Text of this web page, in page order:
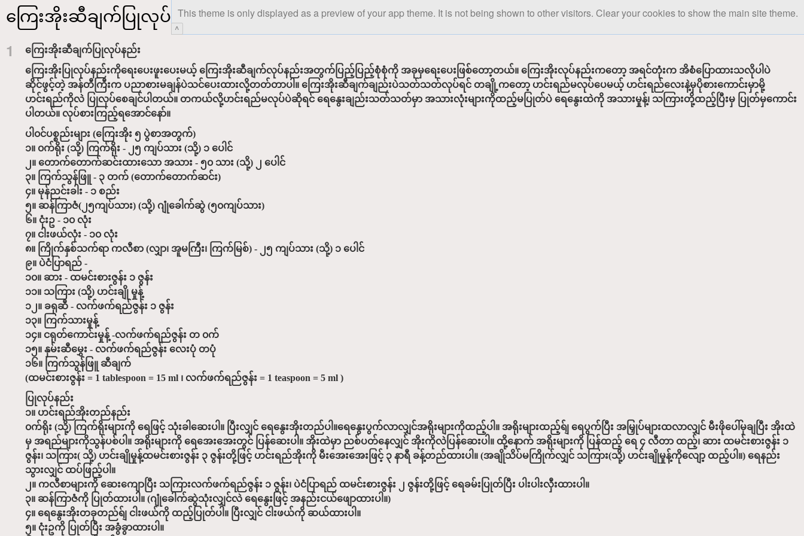
This theme is only displayed as a preview of your app theme. It is not being shown to other visitors. Clear your cookies to show the main site theme.
^
ကြေးအိုးဆီချက်ပြုလုပ်နည်း
1
ကြေးအိုးဆီချက်ပြုလုပ်နည်း
ကြေးအိုးပြုလုပ်နည်းကိုရေးပေးဖူးပေးမယ့် ကြေးအိုးဆီချက်လုပ်နည်းအတွက်ပြည့်ပြည့်စုံစုံကို အခုမှရေးပေးဖြစ်တော့တယ်။ ကြေးအိုးလုပ်နည်းကတော့ အရင်တုံးက အိစံပြောထားသလိုပါပဲ
ဆိုင်ဖွင့်တဲ့ အန်တီကြီးက ပညာစားမချန်ပဲသင်ပေးထားလို့တတ်တာပါ။ ကြေးအိုးဆီချက်ချည်းပဲသတ်သတ်လုပ်ရင် တချို့ကတော့ ဟင်းရည်မလုပ်ပေမယ့် ဟင်းရည်လေးနဲ့မှပိုစားကောင်းမှာမို့
ဟင်းရည်ကိုလဲ ပြုလုပ်စေချင်ပါတယ်။ တကယ်လို့ဟင်းရည်မလုပ်ပဲဆိုရင် ရေနွေးချည်းသတ်သတ်မှာ အသားလုံးများကိုထည့်မပြုတ်ပဲ ရေနွေးထဲကို အသားမှုန့်၊ သကြားတို့ထည့်ပြီးမှ ပြုတ်မှကောင်း
ပါတယ်။ လုပ်စားကြည့်ရအောင်နော်။
ပါ၀င်ပစ္စည်းများ (ကြေးအိုး ၅ ပွဲစာအတွက်)
၁။ ၀က်ရိုး (သို့) ကြက်ရိုး - ၂၅ ကျပ်သား (သို့) ၁ ပေါင်
၂။ တောက်တောက်ဆင်းထားသော အသား - ၅၀ သား (သို့) ၂ ပေါင်
၃။ ကြက်သွန်ဖြူ - ၃ တက် (တောက်တောက်ဆင်း)
၄။ မုန်ညင်းခါး - ၁ စည်း
၅။ ဆန်ကြာဇံ(၂၅ကျပ်သား) (သို့) ဂျုံခေါက်ဆွဲ (၅၀ကျပ်သား)
၆။ ငုံးဥ - ၁၀ လုံး
၇။ ငါးဖယ်လုံး - ၁၀ လုံး
၈။ ကြိုက်နှစ်သက်ရာ ကလီစာ (လျှာ၊ အူမကြီး၊ ကြက်မြစ်) - ၂၅ ကျပ်သား (သို့) ၁ ပေါင်
၉။ ပဲငံပြာရည် -
၁၀။ ဆား - ထမင်းစားဇွန်း ၁ ဇွန်း
၁၁။ သကြား (သို့) ဟင်းချို မှုန့်
၁၂။ ခရုဆီ - လက်ဖက်ရည်ဇွန်း ၁ ဇွန်း
၁၃။ ကြက်သားမှုန့်
၁၄။ ငရုတ်ကောင်းမှုန့် -လက်ဖက်ရည်ဇွန်း တ ၀က်
၁၅။ နှမ်းဆီမွှေး - လက်ဖက်ရည်ဇွန်း လေးပုံ တပုံ
၁၆။ ကြက်သွန်ဖြူ ဆီချက်
(ထမင်းစားဇွန်း = 1 tablespoon = 15 ml ၊ လက်ဖက်ရည်ဇွန်း = 1 teaspoon = 5 ml )
ပြုလုပ်နည်း
၁။ ဟင်းရည်အိုးတည်နည်း
၀က်ရိုး (သို့) ကြက်ရိုးများကို ရေဖြင့် သုံးခါဆေးပါ။ ပြီးလျှင် ရေနွေးအိုးတည်ပါ။ရေနွေးပွက်လာလျှင်အရိုးများကိုထည့်ပါ။ အရိုးများထည့်ရ်ျ ရေပွက်ပြီး အမြှုပ်များထလာလျှင် မီးဖိုပေါ်မှချပြီး အိုးထဲ
မှ အရည်များကိုသွန်ပစ်ပါ။ အရိုးများကို ရေအေးအေးတွင် ပြန်ဆေးပါ။ အိုးထဲမှာ ညစ်ပတ်နေလျှင် အိုးကိုလဲပြန်ဆေးပါ။ ထို့နောက် အရိုးများကို ပြန်ထည့် ရေ ၄ လီတာ ထည့်၊ ဆား ထမင်းစားဇွန်း ၁
ဇွန်း၊ သကြား( သို့) ဟင်းချိုမှုန့်ထမင်းစားဇွန်း ၃ ဇွန်းတို့ဖြင့် ဟင်းရည်အိုးကို မီးအေးအေးဖြင့် ၃ နာရီ ခန့်တည်ထားပါ။ (အချိုသိပ်မကြိုက်လျှင် သကြား(သို့) ဟင်းချိုမှုန့်ကိုလျော့ ထည့်ပါ။) ရေနည်း
သွားလျှင် ထပ်ဖြည့်ပါ။
၂။ ကလီစာများကို ဆေးကျောပြီး သကြားလက်ဖက်ရည်ဇွန်း ၁ ဇွန်း၊ ပဲငံပြာရည် ထမင်းစားဇွန်း ၂ ဇွန်းတို့ဖြင့် ရေခမ်းပြုတ်ပြီး ပါးပါးလှီးထားပါ။
၃။ ဆန်ကြာဇံကို ပြုတ်ထားပါ။ (ဂျုံခေါက်ဆွဲသုံးလျှင်လဲ ရေနွေးဖြင့် အနည်းငယ်ဖျောထားပါ။)
၄။ ရေနွေးအိုးတခုတည်ရ်ျ ငါးဖယ်ကို ထည့်ပြုတ်ပါ။ ပြီးလျှင် ငါးဖယ်ကို ဆယ်ထားပါ။
၅။ ငုံးဥကို ပြုတ်ပြီး အခွံခွာထားပါ။